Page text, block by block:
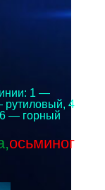
осьминог
1 —
4
— горный